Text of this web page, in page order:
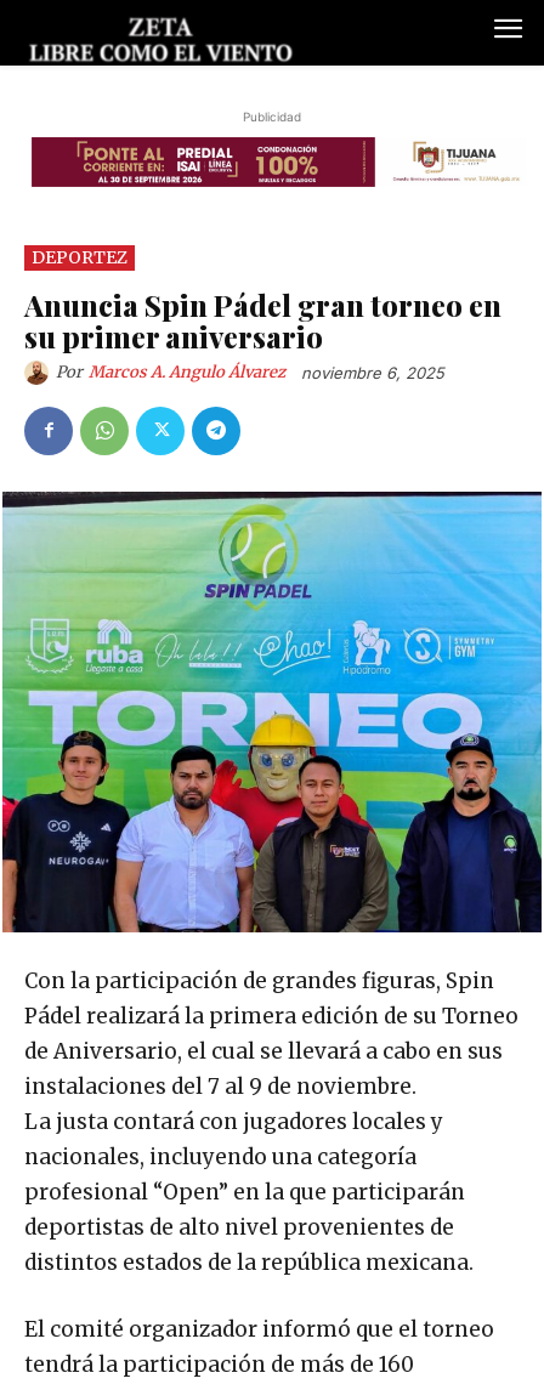
Publicidad
DEPORTEZ
Anuncia Spin Pádel gran torneo en
su primer aniversario
Por Marcos A. Angulo Álvarez noviembre 6, 2025
Con la participación de grandes figuras, Spin
Pádel realizará la primera edición de su Torneo
de Aniversario, el cual se llevará a cabo en sus
instalaciones del 7 al 9 de noviembre.
La justa contará con jugadores locales y
nacionales, incluyendo una categoría
profesional “Open” en la que participarán
deportistas de alto nivel provenientes de
distintos estados de la república mexicana.
El comité organizador informó que el torneo
tendrá la participación de más de 160